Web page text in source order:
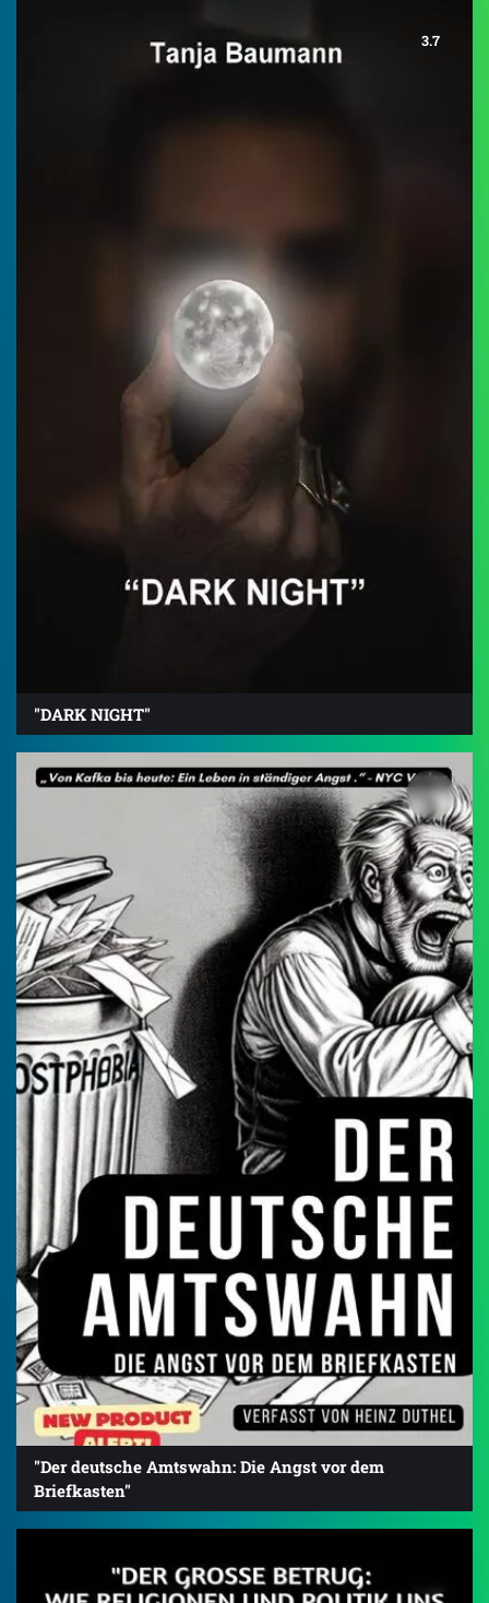
3.7
"DARK NIGHT"
"Der deutsche Amtswahn: Die Angst vor dem
Briefkasten"